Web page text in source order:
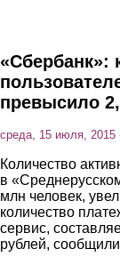
«Сбербанк»:
превысило
среда, 15 июля, 2015
Количество
в
млн человек,
количество
сервис,
рублей,